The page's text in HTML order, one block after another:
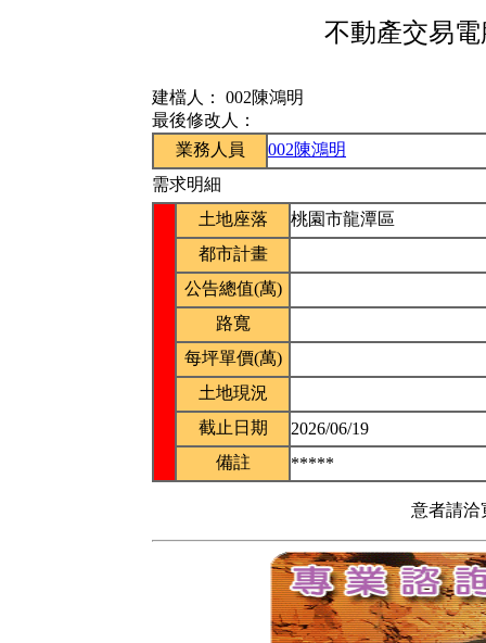
不動產交易
建檔人： 002陳鴻明
最後修改人：
業務人員
002陳鴻明
需求明細
土地座落
桃園市龍潭區
都市計畫
公告總值(萬)
路寬
每坪單價(萬)
土地現況
截止日期
2026/06/19
備註
*****
意者請洽